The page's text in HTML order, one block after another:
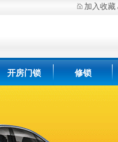
加入收藏
开房门锁 修锁